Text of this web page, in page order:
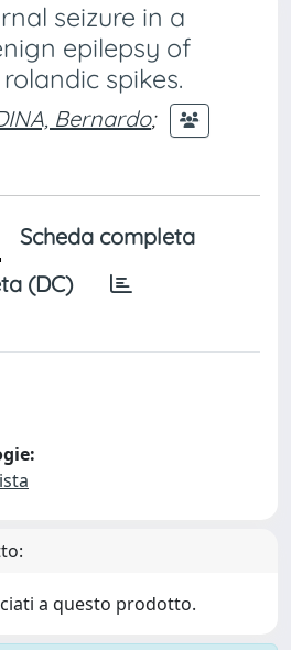
seizure in a
epilepsy of
spikes.
Bernardo;
Scheda completa
(DC)
a questo prodotto.